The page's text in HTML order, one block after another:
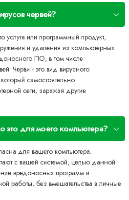
червей?
услуга или программный продукт,
и удаления из компьютерных
ПО, в том числе
Черви - это вид вирусного
самостоятельно
сети, заражая другие
это для моего компьютера?
для вашего компьютера.
с вашей системой, целью данной
вредоносных программ и
работы, без вмешательства в личные